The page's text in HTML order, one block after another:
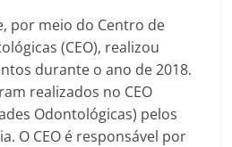
por meio do Centro de
(CEO), realizou
durante o ano de 2018.
realizados no CEO
Odontológicas) pelos
O CEO é responsável por